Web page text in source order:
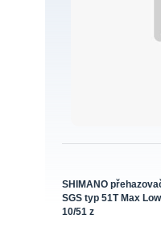
SHIMANO
SGS typ 51T Max
10/51 z